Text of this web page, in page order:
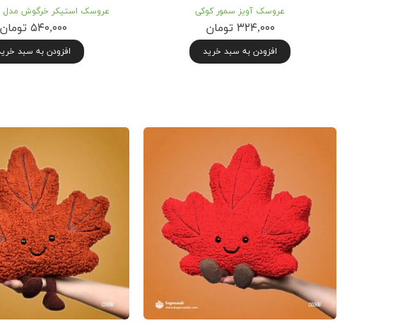
عروسک آویز سمور کوکی
۳۲۴,۰۰۰ تومان
افزودن به سبد خرید
عروسک استیکر خرگوش مدل
۵۴۰,۰۰۰ تومان
افزودن به سبد